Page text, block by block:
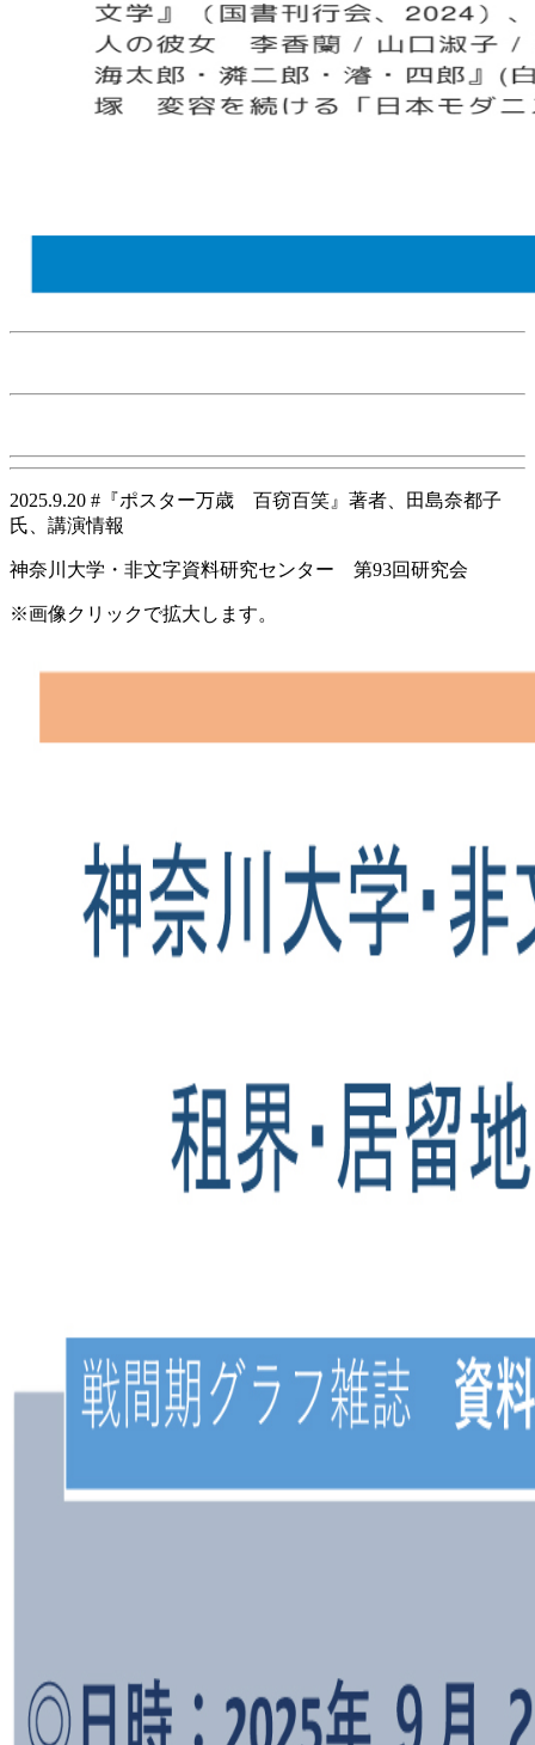
2025.9.20 #『ポスター万歳 百窃百笑』著者、田島奈都子
氏、講演情報
神奈川大学・非文字資料研究センター 第93回研究会
※画像クリックで拡大します。